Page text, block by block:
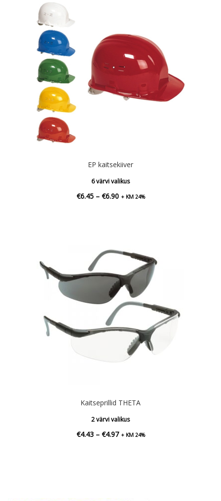
EP kaitsekiiver
6 värvi valikus
€6.45 – €6.90Hinnavahemik:
+ KM 24%
Kaitseprillid THETA
2 värvi valikus
€4.43 – €4.97Hinnavahemik:
+ KM 24%